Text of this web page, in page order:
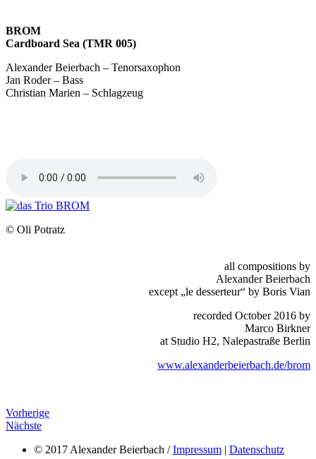
BROM
Cardboard Sea (TMR 005)
Alexander Beierbach – Tenorsaxophon
Jan Roder – Bass
Christian Marien – Schlagzeug
© Oli Potratz
all compositions by
Alexander Beierbach
except „le desserteur“ by Boris Vian
recorded October 2016 by
Marco Birkner
at Studio H2, Nalepastraße Berlin
www.alexanderbeierbach.de/brom
Vorherige
Nächste
© 2017 Alexander Beierbach /Impressum | Datenschutz